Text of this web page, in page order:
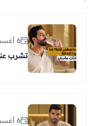
6 أغسطس 2026
تشرب
6 أغسطس 2026